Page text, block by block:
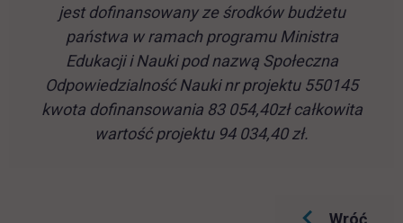
jest dofinansowany ze środków budżetu
państwa w ramach programu Ministra
Edukacji i Nauki pod nazwą Społeczna
Odpowiedzialność Nauki nr projektu 550145
kwota dofinansowania 83 054,40zł całkowita
wartość projektu 94 034,40 zł.
Wróć